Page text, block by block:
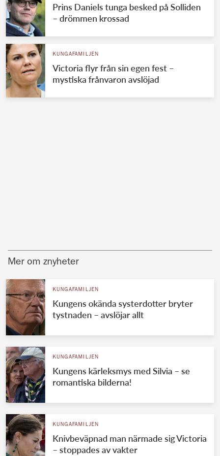
Prins Daniels tunga besked på Solliden
– drömmen krossad
KUNGAFAMILJEN
Victoria flyr från sin egen fest –
mystiska frånvaron avslöjad
Mer om znyheter
KUNGAFAMILJEN
Kungens okända systerdotter bryter
tystnaden – avslöjar allt
KUNGAFAMILJEN
Kungens kärleksmys med Silvia – se
romantiska bilderna!
KUNGAFAMILJEN
Knivbeväpnad man närmade sig Victoria
– stoppades av vakter